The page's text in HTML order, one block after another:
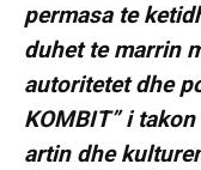
permasa te
duhet te marrin
autoritetet dhe
KOMBIT” i
artin dhe